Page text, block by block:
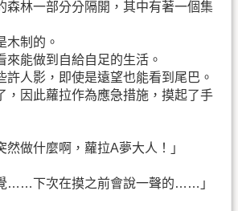
森林一部分分隔開，其中有著一個集
木制的。
來能做到自給自足的生活。
許人影，即使是遠望也能看到尾巴。
，因此蘿拉作為應急措施，摸起了手
然做什麼啊，蘿拉A夢大人！」
……下次在摸之前會說一聲的……」